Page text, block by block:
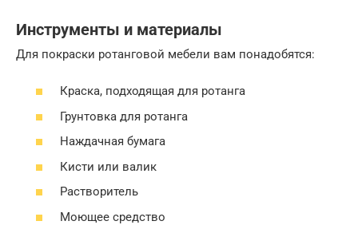
Инструменты и материалы
Для покраски ротанговой мебели вам понадобятся:
Краска, подходящая для ротанга
Грунтовка для ротанга
Наждачная бумага
Кисти или валик
Растворитель
Моющее средство